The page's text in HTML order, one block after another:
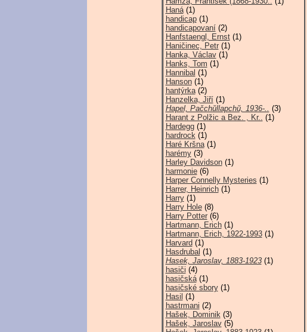
Haná(1)
handicap(1)
handicapovaní(2)
Hanfstaengl, Ernst(1)
Haničinec, Petr(1)
Hanka, Václav(1)
Hanks, Tom (1)
Hannibal (1)
Hanson(1)
hantýrka(2)
Hanzelka, Jiří(1)
Hapel, Pačchŭllapchŭ, 1936-.. (3)
Harant z Polžic a Bez. , Kr.. (1)
Hardegg(1)
hardrock(1)
Haré Kršna(1)
harémy(3)
Harley Davidson(1)
harmonie(6)
Harper Connelly Mysteries (1)
Harrer, Heinrich(1)
Harry(1)
Harry Hole(8)
Harry Potter(6)
Hartmann, Erich(1)
Hartmann, Erich, 1922-1993(1)
Harvard (1)
Hasdrubal (1)
Hasek, Jaroslav, 1883-1923(1)
hasiči (4)
hasičská(1)
hasičské sbory(1)
Hasil (1)
hastrmani (2)
Hašek, Dominik(3)
Hašek, Jaroslav(5)